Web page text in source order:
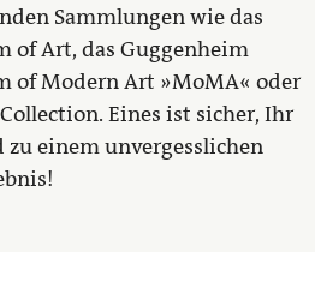
Sammlungen wie das
of Art, das Guggenheim
of Modern Art »MoMA« oder
Eines ist sicher, Ihr
zu einem unvergesslichen